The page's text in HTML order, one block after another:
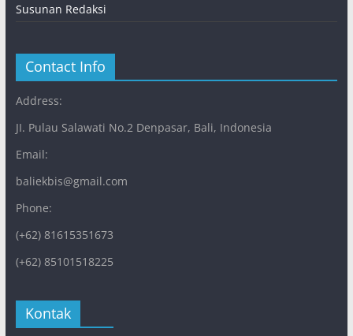
Susunan Redaksi
Contact Info
Address:
JI. Pulau Salawati No.2 Denpasar, Bali, Indonesia
Email:
baliekbis@gmail.com
Phone:
(+62) 81615351673
(+62) 85101518225
Kontak